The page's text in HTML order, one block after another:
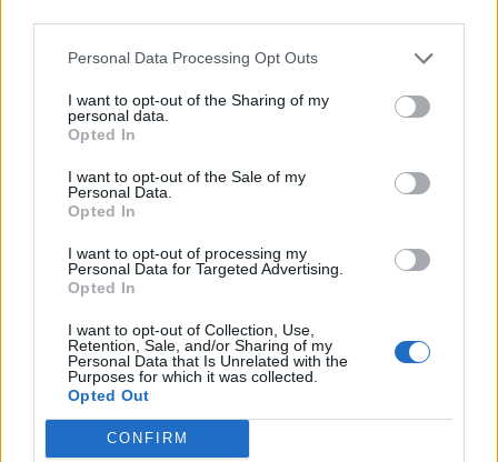
Personal Data Processing Opt Outs
I want to opt-out of the Sharing of my
personal data.
Opted In
I want to opt-out of the Sale of my
Personal Data.
Opted In
I want to opt-out of processing my
Personal Data for Targeted Advertising.
Opted In
I want to opt-out of Collection, Use,
Retention, Sale, and/or Sharing of my
Personal Data that Is Unrelated with the
Purposes for which it was collected.
Opted Out
CONFIRM
soluciones disruptivas para el sector.La Lonja actúa
necesidades reales de los puertos con el talento y la
tecnologíade empresas innovadoras.
La solución de
NextPort
NextPort “es que los puertos basen sus decisiones en
datos por defecto”. Para ello, integran “la infraestructura
portuaria, los datos meteoceanográficos, el estado de los
buques y los servicios marítimos en un gemelo digital
operativo”, proporcionando información práctica a